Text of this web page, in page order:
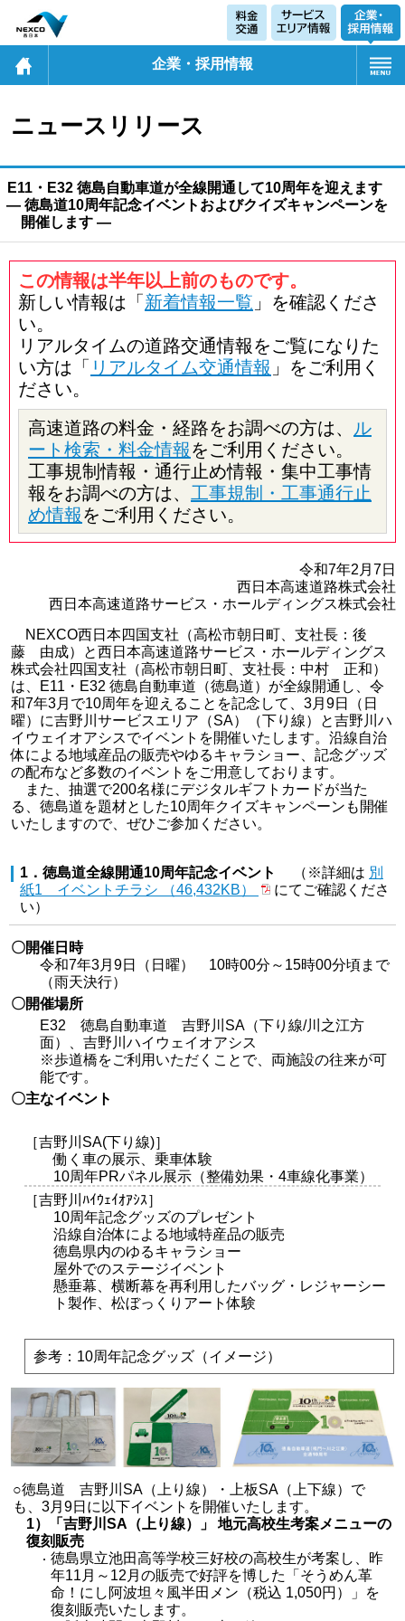
企業・採用情報
ニュースリリース
E11・E32 徳島自動車道が全線開通して10周年を迎えます
― 徳島道10周年記念イベントおよびクイズキャンペーンを
開催します ―
この情報は半年以上前のものです。
新しい情報は「 新着情報一覧 」を確認くださ
い。
リアルタイムの道路交通情報をご覧になりた
い方は「 リアルタイム交通情報 」をご利用く
ださい。
高速道路の料金・経路をお調べの方は、 ル
ート検索・料金情報をご利用ください。
工事規制情報・通行止め情報・集中工事情
報をお調べの方は、 工事規制・工事通行止
め情報をご利用ください。
令和7年2月7日
西日本高速道路株式会社
西日本高速道路サービス・ホールディングス株式会社
NEXCO西日本四国支社（高松市朝日町、支社長：後
藤 由成）と西日本高速道路サービス・ホールディングス
株式会社四国支社（高松市朝日町、支社長：中村 正和）
は、E11・E32 徳島自動車道（徳島道）が全線開通し、令
和7年3月で10周年を迎えることを記念して、3月9日（日
曜）に吉野川サービスエリア（SA）（下り線）と吉野川ハ
イウェイオアシスでイベントを開催いたします。沿線自治
体による地域産品の販売やゆるキャラショー、記念グッズ
の配布など多数のイベントをご用意しております。
また、抽選で200名様にデジタルギフトカードが当た
る、徳島道を題材とした10周年クイズキャンペーンも開催
いたしますので、ぜひご参加ください。
1．徳島道全線開通10周年記念イベント （※詳細は 別
紙1 イベントチラシ （46,432KB）
にてご確認くださ
い）
〇開催日時
令和7年3月9日（日曜） 10時00分～15時00分頃まで
（雨天決行）
〇開催場所
E32 徳島自動車道 吉野川SA（下り線/川之江方
面）、吉野川ハイウェイオアシス
※歩道橋をご利用いただくことで、両施設の往来が可
能です。
〇主なイベント
［吉野川SA(下り線)］
働く車の展示、乗車体験
10周年PRパネル展示（整備効果・4車線化事業）
［吉野川ﾊｲｳｪｲｵｱｼｽ］
10周年記念グッズのプレゼント
沿線自治体による地域特産品の販売
徳島県内のゆるキャラショー
屋外でのステージイベント
懸垂幕、横断幕を再利用したバッグ・レジャーシー
ト製作、松ぼっくりアート体験
参考：10周年記念グッズ（イメージ）
○徳島道 吉野川SA（上り線）・上板SA（上下線）で
も、3月9日に以下イベントを開催いたします。
1）「吉野川SA（上り線）」 地元高校生考案メニューの
復刻販売
徳島県立池田高等学校三好校の高校生が考案し、昨
年11月～12月の販売で好評を博した「そうめん革
命！にし阿波坦々風半田メン（税込 1,050円）」を
復刻販売いたします。